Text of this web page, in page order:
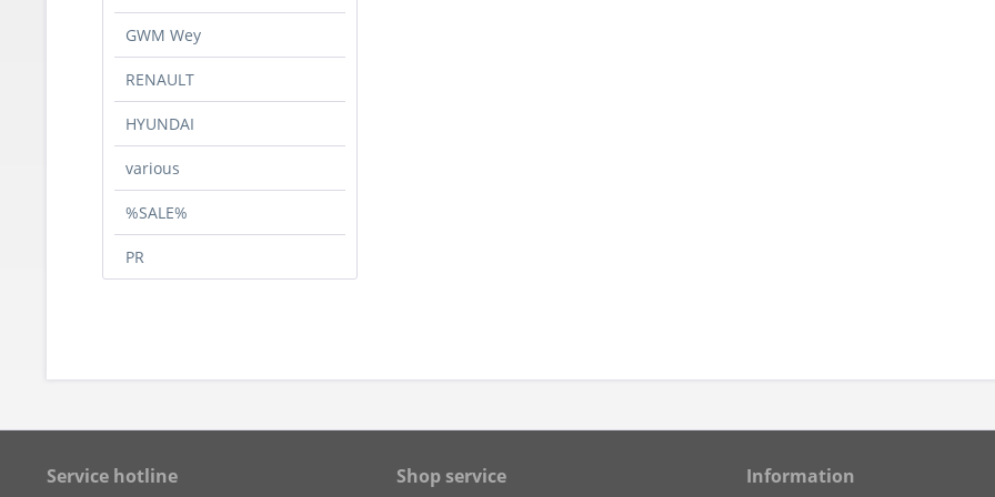
GWM Wey
RENAULT
HYUNDAI
various
%SALE%
PR
Service hotline Shop service Information